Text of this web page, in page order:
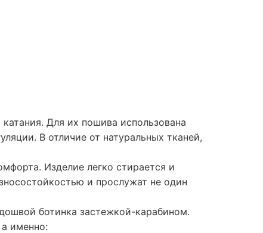
Для их пошива использована
В отличие от натуральных тканей,
Изделие легко стирается и
и прослужат не один
ботинка застежкой-карабином.
именно: